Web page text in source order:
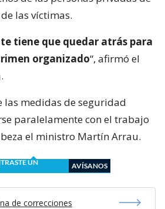
las víctimas.
tiene que quedar atrás para
organizado“, afirmó el
las medidas de seguridad
paralelamente con el trabajo
el ministro Martín Arrau.
UN
AVÍSANOS
de correcciones